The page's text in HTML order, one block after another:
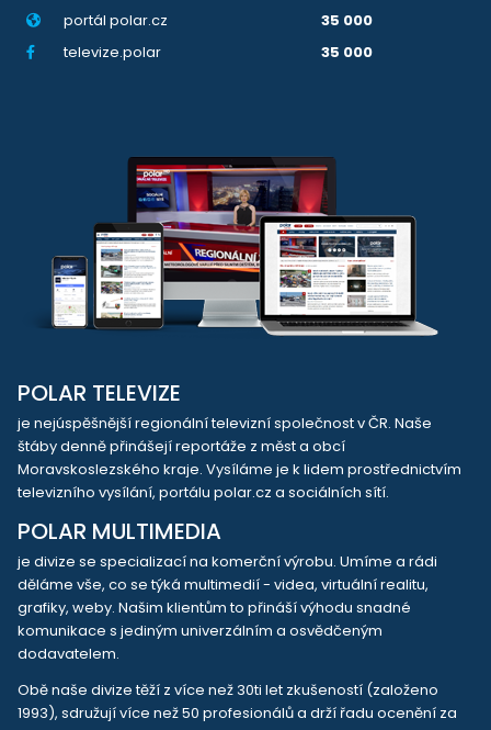
portál polar.cz
35 000
televize.polar
35 000
POLAR TELEVIZE
je nejúspěšnější regionální televizní společnost v ČR. Naše
štáby denně přinášejí reportáže z měst a obcí
Moravskoslezského kraje. Vysíláme je k lidem prostřednictvím
televizního vysílání, portálu polar.cz a sociálních sítí.
POLAR MULTIMEDIA
je divize se specializací na komerční výrobu. Umíme a rádi
děláme vše, co se týká multimedií - videa, virtuální realitu,
grafiky, weby. Našim klientům to přináší výhodu snadné
komunikace s jediným univerzálním a osvědčeným
dodavatelem.
Obě naše divize těží z více než 30ti let zkušeností (založeno
1993), sdružují více než 50 profesionálů a drží řadu ocenění za